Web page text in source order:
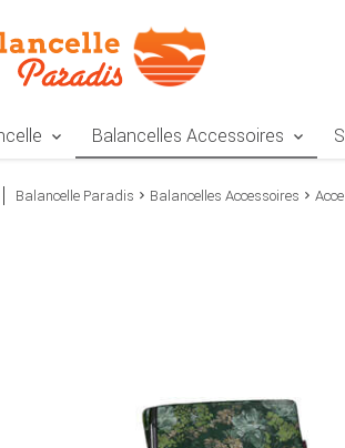
Balancelles Accessoires
Balancelle Paradis Balancelles Accessoires